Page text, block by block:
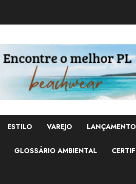
ESTILO VAREJO
GLOSSÁRIO AMBIENTAL